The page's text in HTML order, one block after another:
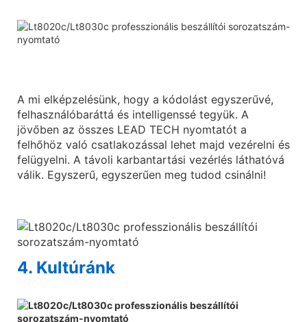
A mi elképzelésünk, hogy a kódolást egyszerűvé,
felhasználóbaráttá és intelligenssé tegyük. A
jövőben az összes LEAD TECH nyomtatót a
felhőhöz való csatlakozással lehet majd vezérelni és
felügyelni. A távoli karbantartási vezérlés láthatóvá
válik. Egyszerű, egyszerűen meg tudod csinálni!
4. Kultúránk